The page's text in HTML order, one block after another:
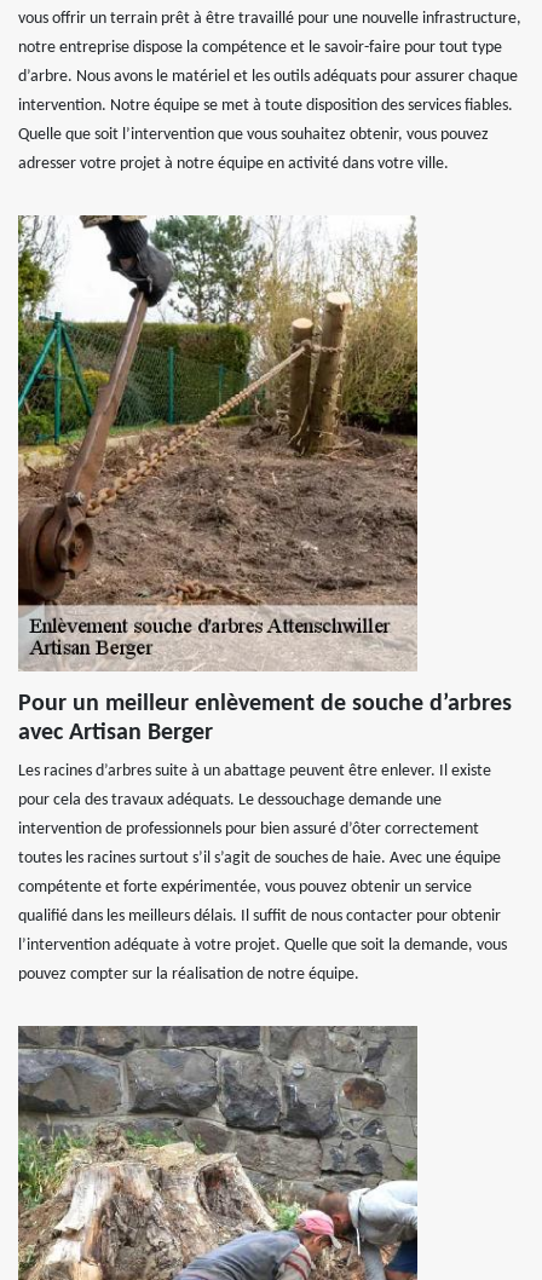
vous offrir un terrain prêt à être travaillé pour une nouvelle infrastructure,
notre entreprise dispose la compétence et le savoir-faire pour tout type
d’arbre. Nous avons le matériel et les outils adéquats pour assurer chaque
intervention. Notre équipe se met à toute disposition des services fiables.
Quelle que soit l’intervention que vous souhaitez obtenir, vous pouvez
adresser votre projet à notre équipe en activité dans votre ville.
Pour un meilleur enlèvement de souche d’arbres
avec Artisan Berger
Les racines d’arbres suite à un abattage peuvent être enlever. Il existe
pour cela des travaux adéquats. Le dessouchage demande une
intervention de professionnels pour bien assuré d’ôter correctement
toutes les racines surtout s’il s’agit de souches de haie. Avec une équipe
compétente et forte expérimentée, vous pouvez obtenir un service
qualifié dans les meilleurs délais. Il suffit de nous contacter pour obtenir
l’intervention adéquate à votre projet. Quelle que soit la demande, vous
pouvez compter sur la réalisation de notre équipe.